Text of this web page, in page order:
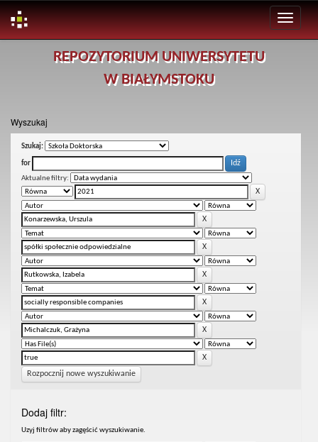
REPOZYTORIUM UNIWERSYTETU
W BIAŁYMSTOKU
Wyszukaj
Szukaj:
for
Aktualne filtry:
Rozpocznij nowe wyszukiwanie
Dodaj filtr:
Uzyj filtrów aby zagęścić wyszukiwanie.